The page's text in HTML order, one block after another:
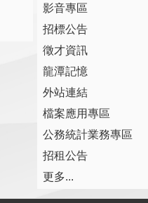
影音專區
招標公告
徵才資訊
龍潭記憶
外站連結
檔案應用專區
公務統計業務專區
招租公告
更多...